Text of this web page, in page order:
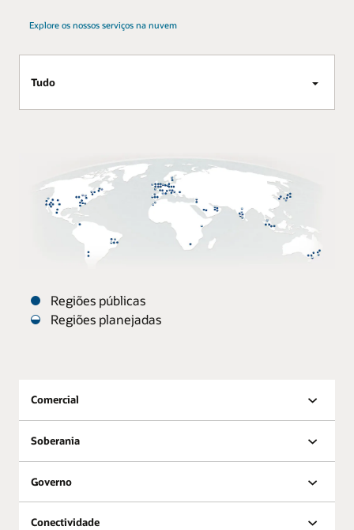
Explore os nossos serviços na nuvem
Tudo
Regiões públicas
Regiões planejadas
estão
mundo.
Regiões
públicas
Regiões
Comercial
Soberania
Governo
Conectividade